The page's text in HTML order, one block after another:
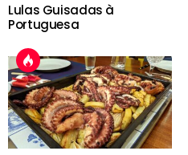
Lulas Guisadas à
Portuguesa